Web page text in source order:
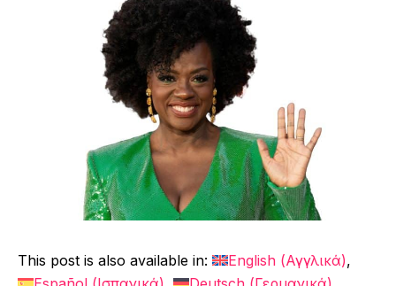
This post is also available in: English (Αγγλικά)